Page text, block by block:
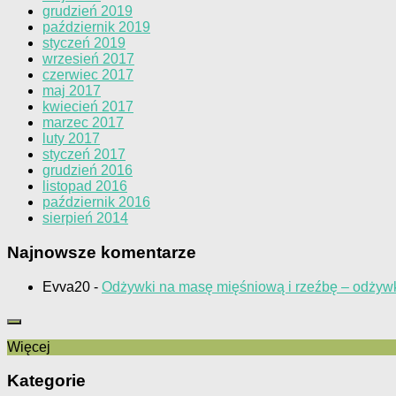
grudzień 2019
październik 2019
styczeń 2019
wrzesień 2017
czerwiec 2017
maj 2017
kwiecień 2017
marzec 2017
luty 2017
styczeń 2017
grudzień 2016
listopad 2016
październik 2016
sierpień 2014
Najnowsze komentarze
Evva20 - Odżywki na masę mięśniową i rzeźbę –
Więcej
Kategorie